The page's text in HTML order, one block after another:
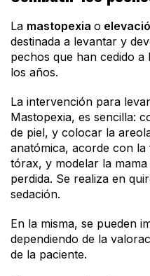
La mastopexia o
destinada a levantar y
pechos que han cedido
los años.
La intervención para
Mastopexia, es sencilla:
de piel, y colocar la
anatómica, acorde con
tórax, y modelar la
perdida. Se realiza en
sedación.
En la misma, se pueden
dependiendo de la
de la paciente.